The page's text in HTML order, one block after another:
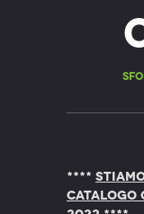
****
CATALOGO